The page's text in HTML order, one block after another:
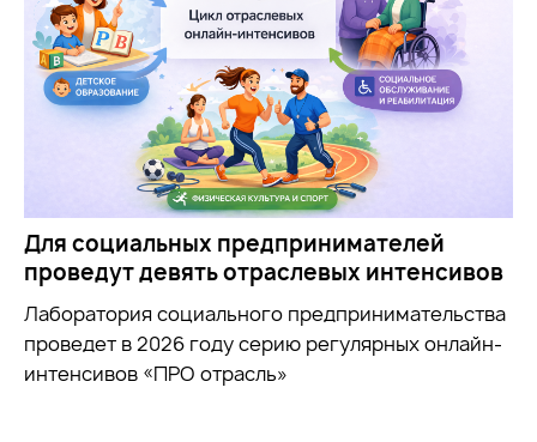
Для социальных предпринимателей
проведут девять отраслевых интенсивов
Лаборатория социального предпринимательства
проведет в 2026 году серию регулярных онлайн-
интенсивов «ПРО отрасль»